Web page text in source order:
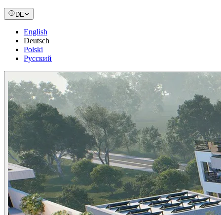
DE
English
Deutsch
Polski
Русский